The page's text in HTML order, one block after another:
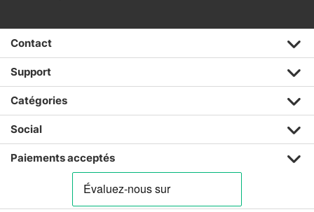
Contact
Support
Catégories
Social
Paiements acceptés